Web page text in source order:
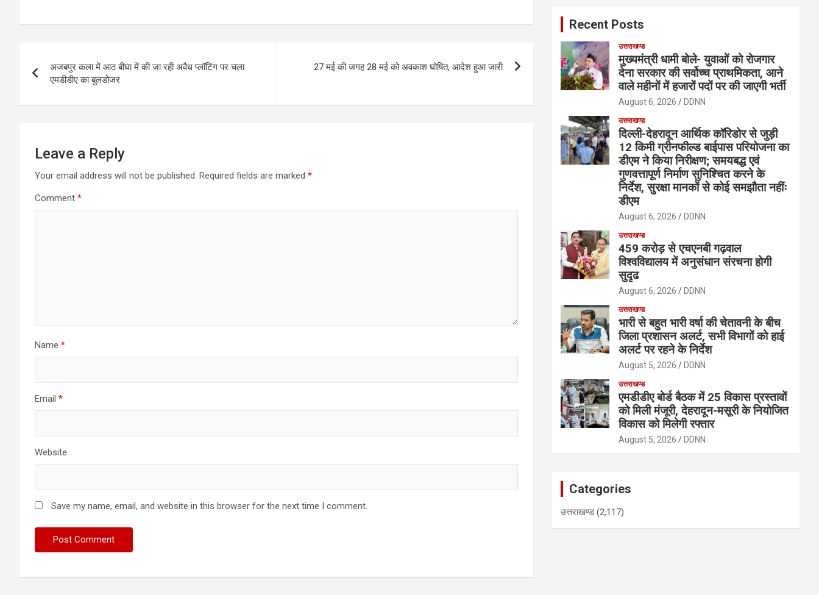
at
A
p
p
ce
o
o
k
e
a
ail ar
navigation
अजबपुर कला में आठ बीघा में की जा रही अवैध प्लॉटिंग पर चला
एमडीडीए का बुलडोजर
27 मई की जगह 28 मई को अवकाश घोषित, आदेश हुआ जारी
Leave a Reply
Your email address will not be published. Required fields are marked *
Comment *
Name *
Email *
Website
Save my name, email, and website in this browser for the next time I comment.
Recent Posts
उत्तराखण्ड
मुख्यमंत्री धामी बोले- युवाओं को रोजगार
देना सरकार की सर्वोच्च प्राथमिकता, आने
वाले महीनों में हजारों पदों पर की जाएगी भर्ती
August 6, 2026 DDNN
उत्तराखण्ड
दिल्ली-देहरादून आर्थिक कॉरिडोर से जुड़ी
12 किमी ग्रीनफील्ड बाईपास परियोजना का
डीएम ने किया निरीक्षण; समयबद्ध एवं
गुणवत्तापूर्ण निर्माण सुनिश्चित करने के
निर्देश, सुरक्षा मानकों से कोई समझौता नहींः
डीएम
August 6, 2026 DDNN
उत्तराखण्ड
459 करोड़ से एचएनबी गढ़वाल
विश्वविद्यालय में अनुसंधान संरचना होगी
सुदृढ
August 6, 2026 DDNN
उत्तराखण्ड
भारी से बहुत भारी वर्षा की चेतावनी के बीच
जिला प्रशासन अलर्ट, सभी विभागों को हाई
अलर्ट पर रहने के निर्देश
August 5, 2026 DDNN
उत्तराखण्ड
एमडीडीए बोर्ड बैठक में 25 विकास प्रस्तावों
को मिली मंजूरी, देहरादून-मसूरी के नियोजित
विकास को मिलेगी रफ्तार
August 5, 2026 DDNN
Categories
उत्तराखण्ड(2,117)